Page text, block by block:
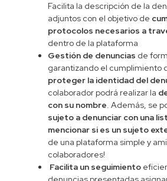
Facilita la descripción de la
adjuntos con el objetivo de
protocolos necesarios a
dentro de la plataforma
Gestión de denuncias de
garantizando el cumplimiento
proteger la identidad del
colaborador podrá realizar la
con su nombre. Además, se
sujeto a denunciar con una
mencionar si es un sujeto
de una plataforma simple y
colaboradores!
Facilita un seguimiento